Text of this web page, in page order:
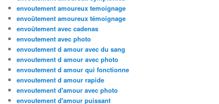
envoutement amoureux temoignage
envoûtement amoureux témoignage
envoûtement avec cadenas
envoutement avec photo
envoutement d amour avec du sang
envoutement d amour avec photo
envoutement d amour qui fonctionne
envoutement d amour rapide
envoutement d'amour avec photo
envoutement d'amour puissant